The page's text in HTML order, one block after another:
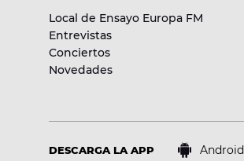
Local de Ensayo Europa FM
Entrevistas
Conciertos
Novedades
DESCARGA LA APP Android